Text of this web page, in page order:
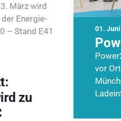
01.
vor
März wird
Energie-
– Stand E41
zu